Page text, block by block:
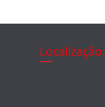
Localização: